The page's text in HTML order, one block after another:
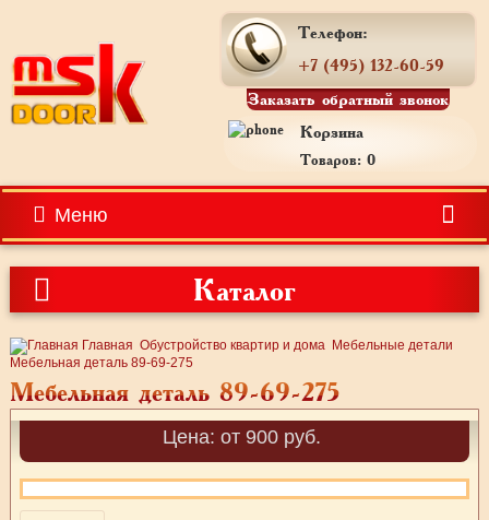
Телефон:
+7 (495) 132-60-59
Заказать обратный звонок
Корзина
Товаров: 0
Меню
Каталог
Главная Обустройство квартир и дома Мебельные детали
Мебельная деталь 89-69-275
Мебельная деталь 89-69-275
Цена: от 900 руб.